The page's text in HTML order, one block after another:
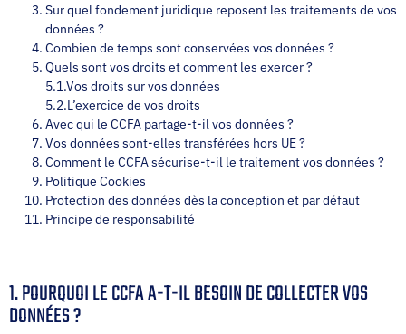
Sur quel fondement juridique reposent les traitements de vos
données ?
Combien de temps sont conservées vos données ?
Quels sont vos droits et comment les exercer ?
5.1.Vos droits sur vos données
5.2.L’exercice de vos droits
Avec qui le CCFA partage-t-il vos données ?
Vos données sont-elles transférées hors UE ?
Comment le CCFA sécurise-t-il le traitement vos données ?
Politique Cookies
Protection des données dès la conception et par défaut
Principe de responsabilité
1. POURQUOI LE CCFA A-T-IL BESOIN DE COLLECTER VOS
DONNÉES ?